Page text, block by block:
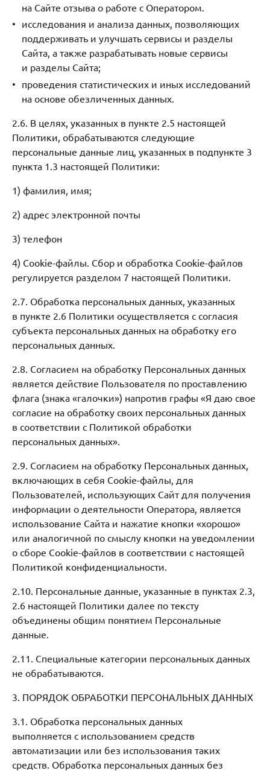
на Сайте отзыва о работе с Оператором.
исследования и анализа данных, позволяющих
поддерживать и улучшать сервисы и разделы
Сайта, а также разрабатывать новые сервисы
и разделы Сайта;
проведения статистических и иных исследований
на основе обезличенных данных.
2.6. В целях, указанных в пункте 2.5 настоящей
Политики, обрабатываются следующие
персональные данные лиц, указанных в подпункте 3
пункта 1.3 настоящей Политики:
1) фамилия, имя;
2) адрес электронной почты
3) телефон
4) Cookie-файлы. Сбор и обработка Cookie-файлов
регулируется разделом 7 настоящей Политики.
2.7. Обработка персональных данных, указанных
в пункте 2.6 Политики осуществляется с согласия
субъекта персональных данных на обработку его
персональных данных.
2.8. Согласием на обработку Персональных данных
является действие Пользователя по проставлению
флага (знака «галочки») напротив графы «Я даю свое
согласие на обработку своих персональных данных
в соответствии с Политикой обработки
персональных данных».
2.9. Согласием на обработку Персональных данных,
включающих в себя Cookie-файлы, для
Пользователей, использующих Сайт для получения
информации о деятельности Оператора, является
использование Сайта и нажатие кнопки «хорошо»
или аналогичной по смыслу кнопки на уведомлении
о сборе Cookie-файлов в соответствии с настоящей
Политикой конфиденциальности.
2.10. Персональные данные, указанные в пунктах 2.3,
2.6 настоящей Политики далее по тексту
объединены общим понятием Персональные
данные.
2.11. Специальные категории персональных данных
не обрабатываются.
3. ПОРЯДОК ОБРАБОТКИ ПЕРСОНАЛЬНЫХ ДАННЫХ
3.1. Обработка персональных данных
выполняется с использованием средств
автоматизации или без использования таких
средств. Обработка персональных данных без